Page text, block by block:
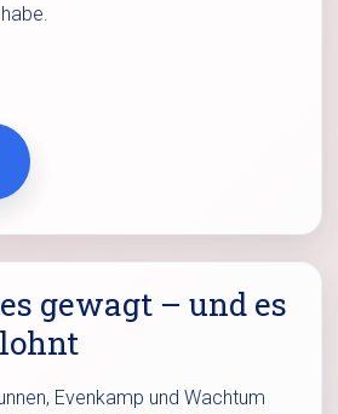
gewagt – und es
Evenkamp und Wachtum